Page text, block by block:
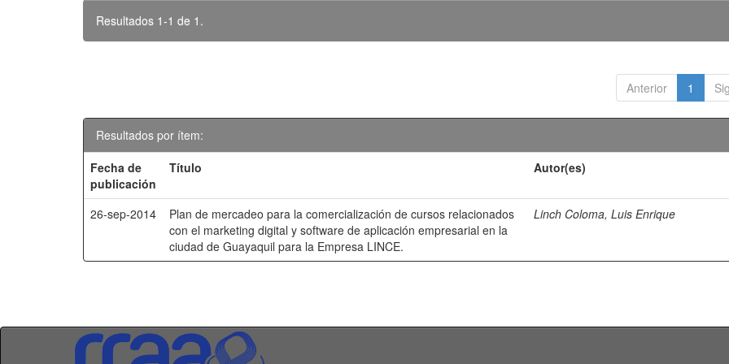
Resultados 1-1 de 1.
Anterior 1
Resultados por ítem:
Fecha de
publicación
Título Autor(es)
26-sep-2014
Plan de mercadeo para la comercialización de cursos relacionados
con el marketing digital y software de aplicación empresarial en la
ciudad de Guayaquil para la Empresa LINCE.
Linch Coloma, Luis Enrique